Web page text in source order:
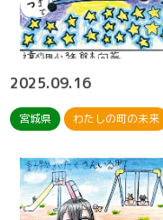
2025.09.16
宮城県 わたしの町の未来